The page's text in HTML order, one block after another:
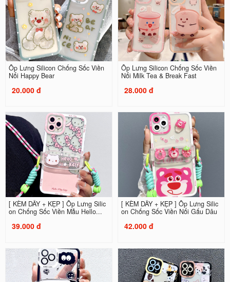
Ốp Lưng Silicon Chống Sốc Viền
Nổi Happy Bear
20.000 đ
Ốp Lưng Silicon Chống Sốc Viền
Nổi Milk Tea & Break Fast
28.000 đ
[ KÈM DÂY + KẸP ] Ốp Lưng Silic
on Chống Sốc Viền Mẫu Hello...
39.000 đ
[ KÈM DÂY + KẸP ] Ốp Lưng Silic
on Chống Sốc Viền Nổi Gấu Dâu
42.000 đ